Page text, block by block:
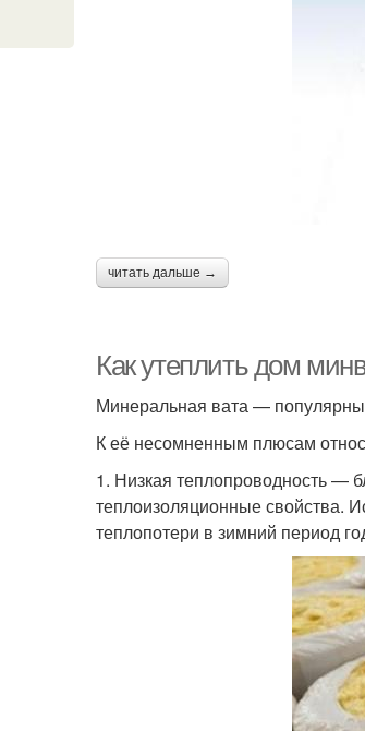
читать дальше →
Как утеплить дом
Минеральная вата —
К её несомненным плюсам
1. Низкая теплопроводность —
теплоизоляционные свойства.
теплопотери в зимний период